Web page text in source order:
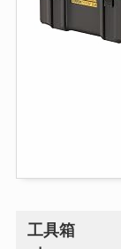
工具箱